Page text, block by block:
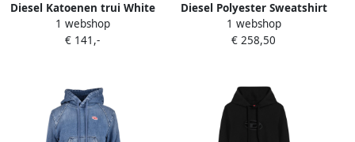
Diesel Katoenen trui White
Dames
1 webshop
€ 141,-
Diesel Polyester Sweatshirt
met rits Black Dames
1 webshop
€ 258,50